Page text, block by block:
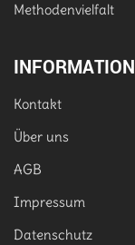
Methodenvielfalt
INFORMATION
Kontakt
Über uns
AGB
Impressum
Datenschutz